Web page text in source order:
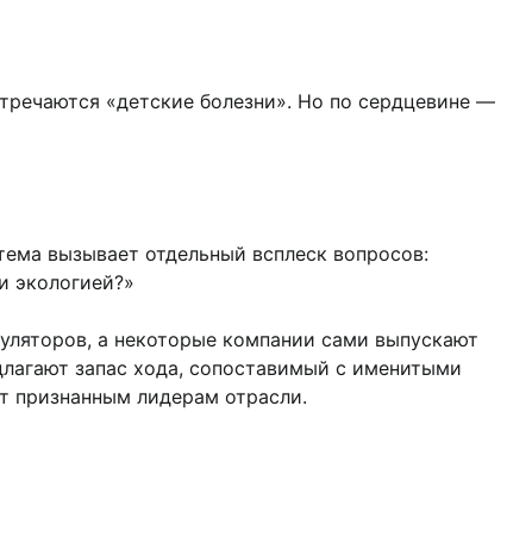
«детские болезни». Но по сердцевине —
вызывает отдельный всплеск вопросов:
экологией?»
а некоторые компании сами выпускают
запас хода, сопоставимый с именитыми
признанным лидерам отрасли.